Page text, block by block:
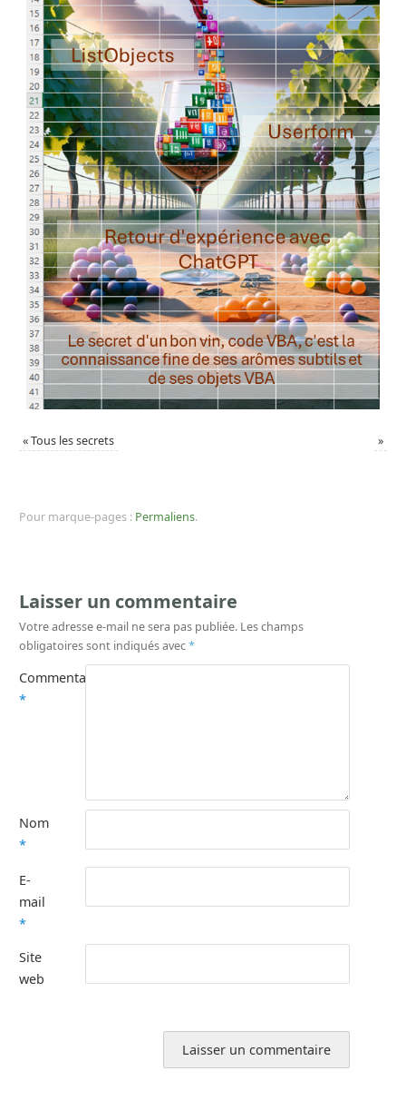
«Tous les secrets »
Pour marque-pages : Permaliens.
Laisser un commentaire
Votre adresse e-mail ne sera pas publiée. Les champs
obligatoires sont indiqués avec*
Commentaire
*
Nom
*
E-
mail
*
Site
web